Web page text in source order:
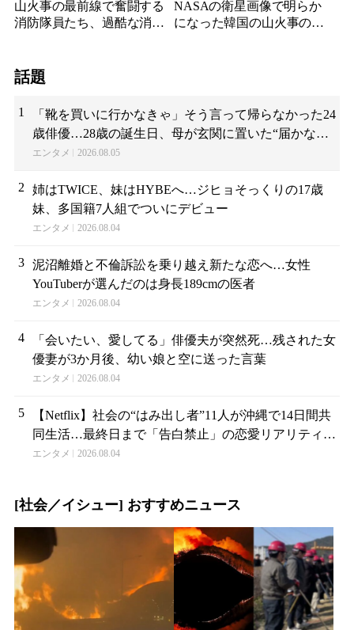
山火事の最前線で奮闘する
消防隊員たち、過酷な消火
判
NASAの衛星画像で明らか
になった韓国の山火事の状
話題
1
「靴を買いに行かなきゃ」そう言って帰らなかった24
歳俳優…28歳の誕生日、母が玄関に置いた“届かない
贈り物”
エンタメ 2026.08.05
2
姉はTWICE、妹はHYBEへ…ジヒョそっくりの17歳
妹、多国籍7人組でついにデビュー
エンタメ 2026.08.04
3 泥沼離婚と不倫訴訟を乗り越え新たな恋へ…女性
YouTuberが選んだのは身長189cmの医者
エンタメ 2026.08.04
4
「会いたい、愛してる」俳優夫が突然死…残された女
優妻が3か月後、幼い娘と空に送った言葉
エンタメ 2026.08.04
5
【Netflix】社会の“はみ出し者”11人が沖縄で14日間共
同生活…最終日まで「告白禁止」の恋愛リアリティー
が帰ってくる
エンタメ 2026.08.04
[社会／イシュー] おすすめニュース